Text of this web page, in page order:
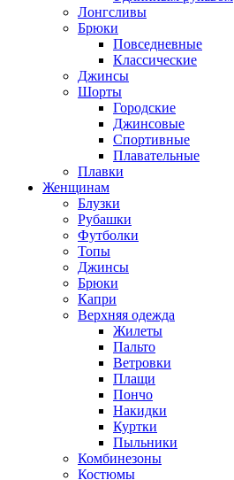
Лонгсливы
Брюки
Повседневные
Классические
Джинсы
Шорты
Городские
Джинсовые
Спортивные
Плавательные
Плавки
Женщинам
Блузки
Рубашки
Футболки
Топы
Джинсы
Брюки
Капри
Верхняя одежда
Жилеты
Пальто
Ветровки
Плащи
Пончо
Накидки
Куртки
Пыльники
Комбинезоны
Костюмы